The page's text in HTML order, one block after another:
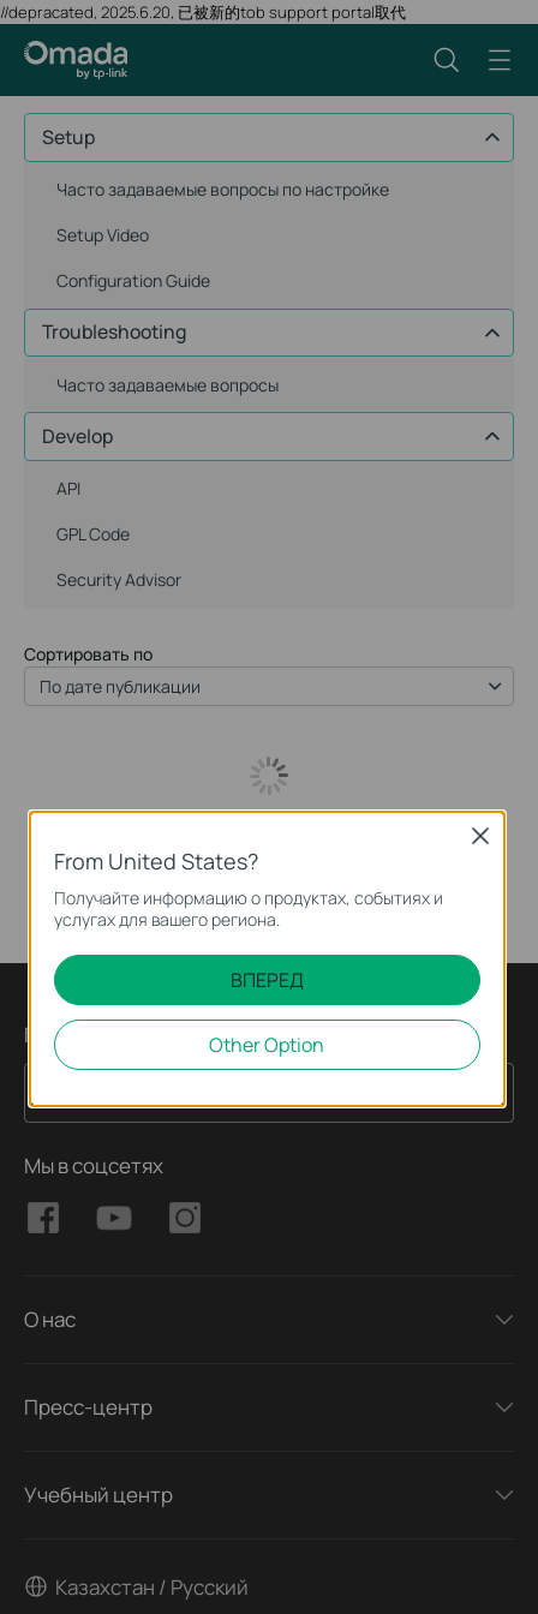
//depracated, 2025.6.20, 已被新的tob support portal取代
Setup
Часто задаваемые вопросы по настройке
Setup Video
Configuration Guide
Troubleshooting
Часто задаваемые вопросы
Develop
API
GPL Code
Security Advisor
Сортировать по
По дате публикации
Подпишитесь на рассылку
Мы в соцсетях
О нас
Пресс-центр
Учебный центр
Казахстан / Русский
From United States?
Получайте информацию о продуктах, событиях и
услугах для вашего региона.
ВПЕРЕД
Other Option
Close